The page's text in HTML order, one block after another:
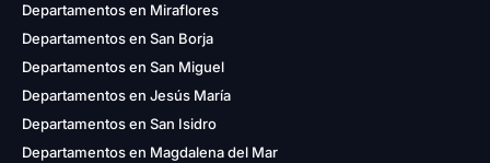
Departamentos en Miraflores
Departamentos en San Borja
Departamentos en San Miguel
Departamentos en Jesús María
Departamentos en San Isidro
Departamentos en Magdalena del Mar